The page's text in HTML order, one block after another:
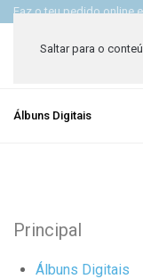
Saltar para o
Faz o teu pedido online
Álbuns Digitais
Principal
Álbuns Digitais